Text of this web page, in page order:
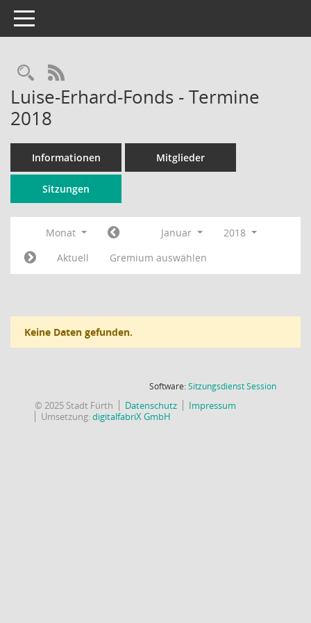
Toggle navigation
Rechercheauswahl
RSS-Feed
Luise-Erhard-Fonds - Termine
2018
Informationen Mitglieder
Sitzungen
Monat Januar
2018
Aktuell
Gremium auswählen
Keine Daten gefunden.
Software:SitzungsdienstSession(Wird in
© 2025 Stadt Fürth Datenschutz
Impressum
Umsetzung:digitalfabriX GmbH